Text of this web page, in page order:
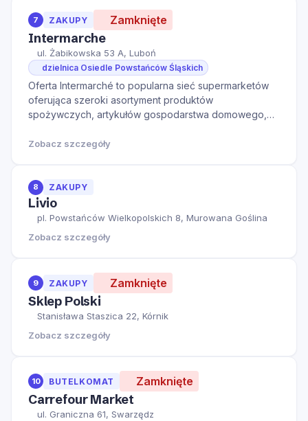
7 ZAKUPY Zamknięte
Intermarche
ul. Żabikowska 53 A, Luboń
dzielnica Osiedle Powstańców Śląskich
Oferta Intermarché to popularna sieć supermarketów
oferująca szeroki asortyment produktów
spożywczych, artykułów gospodarstwa domowego,
pieczywo, owoce i warzywa. Sklep w Luboniu przy ul.
Zobacz szczegóły
8 ZAKUPY
Livio
pl. Powstańców Wielkopolskich 8, Murowana Goślina
Zobacz szczegóły
9 ZAKUPY Zamknięte
Sklep Polski
Stanisława Staszica 22, Kórnik
Zobacz szczegóły
10 BUTELKOMAT Zamknięte
Carrefour Market
ul. Graniczna 61, Swarzędz